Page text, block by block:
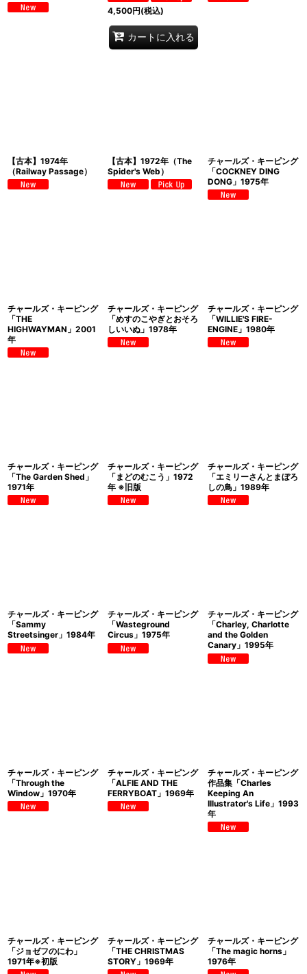
4,500円(税込)
カートに入れる
【古本】1974年
（Railway Passage）
【古本】1972年（The
Spider's Web）
チャールズ・キーピング
「COCKNEY DING
DONG」1975年
チャールズ・キーピング
「THE
HIGHWAYMAN」2001
年
チャールズ・キーピング
「めすのこやぎとおそろ
しいいぬ」1978年
チャールズ・キーピング
「WILLIE'S FIRE-
ENGINE」1980年
チャールズ・キーピング
「The Garden Shed」
1971年
チャールズ・キーピング
「まどのむこう」1972
年 ※旧版
チャールズ・キーピング
「エミリーさんとまぼろ
しの鳥」1989年
チャールズ・キーピング
「Sammy
Streetsinger」1984年
チャールズ・キーピング
「Wasteground
Circus」1975年
チャールズ・キーピング
「Charley, Charlotte
and the Golden
Canary」1995年
チャールズ・キーピング
「Through the
Window」1970年
チャールズ・キーピング
「ALFIE AND THE
FERRYBOAT」1969年
チャールズ・キーピング
作品集「Charles
Keeping An
Illustrator's Life」1993
年
チャールズ・キーピング
「ジョゼフのにわ」
1971年※初版
チャールズ・キーピング
「THE CHRISTMAS
STORY」1969年
チャールズ・キーピング
「The magic horns」
1976年